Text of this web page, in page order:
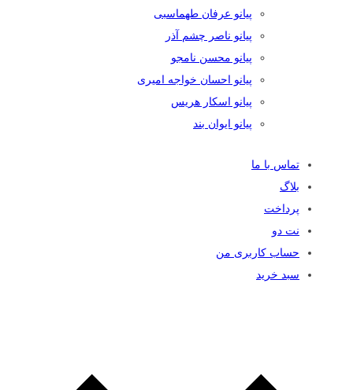
پیانو عرفان طهماسبی
پیانو ناصر چشم آذر
پیانو محسن نامجو
پیانو احسان خواجه امیری
پیانو اسکار هریس
پیانو ایوان بند
تماس با ما
بلاگ
پرداخت
نت دو
حساب کاربری من
سبد خرید